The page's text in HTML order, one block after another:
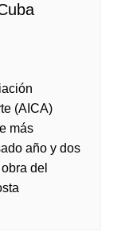
(AICA)
más
año y dos
del